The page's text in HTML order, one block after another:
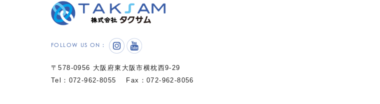
FOLLOW US ON：
〒578-0956 大阪府東大阪市横枕西9-29
Tel：072-962-8055
Fax：072-962-8056